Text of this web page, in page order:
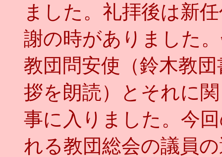
ました。礼拝後は新
謝の時がありました
教団問安使（鈴木教
拶を朗読）とそれに
事に入りました。今
れる教団総会の議員